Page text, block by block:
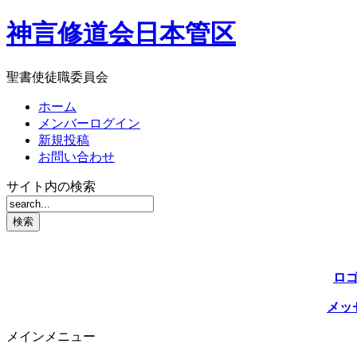
神言修道会日本管区
聖書使徒職委員会
ホーム
メンバーログイン
新規投稿
お問い合わせ
サイト内の検索
ロ
メッ
メインメニュー